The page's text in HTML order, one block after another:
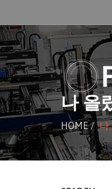
나 올
HOME/나